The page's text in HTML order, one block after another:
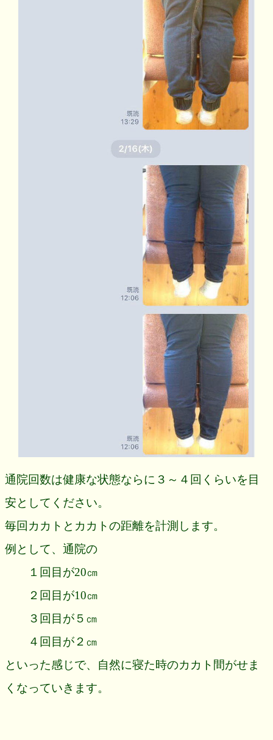
通院回数は健康な状態ならに３～４回くらいを目
安としてください。
毎回カカトとカカトの距離を計測します。
例として、通院の
１回目が20㎝
２回目が10㎝
３回目が５㎝
４回目が２㎝
といった感じで、自然に寝た時のカカト間がせま
くなっていきます。